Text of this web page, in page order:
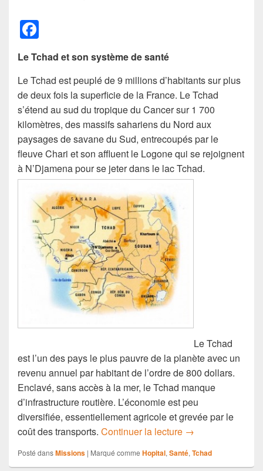
a
c
e
b
o
o
k
Le Tchad et son système de santé
Le Tchad est peuplé de 9 millions d’habitants sur plus
de deux fois la superficie de la France. Le Tchad
s’étend au sud du tropique du Cancer sur 1 700
kilomètres, des massifs sahariens du Nord aux
paysages de savane du Sud, entrecoupés par le
fleuve Chari et son affluent le Logone qui se rejoignent
à N’Djamena pour se jeter dans le lac Tchad.
Le Tchad
est l’un des pays le plus pauvre de la planète avec un
revenu annuel par habitant de l’ordre de 800 dollars.
Enclavé, sans accès à la mer, le Tchad manque
d’infrastructure routière. L’économie est peu
diversifiée, essentiellement agricole et grevée par le
coût des transports. Continuer la lecture Le Tchad et le
→
Posté dansMissions | Marqué comme Hopital, Santé, Tchad